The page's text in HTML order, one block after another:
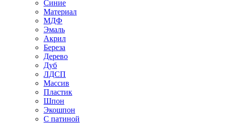
Синие
Материал
МДФ
Эмаль
Акрил
Береза
Дерево
Дуб
ЛДСП
Массив
Пластик
Шпон
Экошпон
С патиной